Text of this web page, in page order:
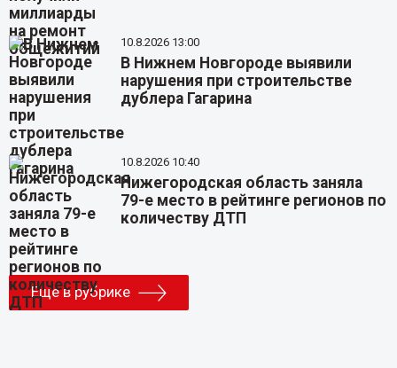
10.8.2026 13:00
В Нижнем Новгороде выявили
нарушения при строительстве
дублера Гагарина
10.8.2026 10:40
Нижегородская область заняла
79-е место в рейтинге регионов по
количеству ДТП
Еще в рубрике